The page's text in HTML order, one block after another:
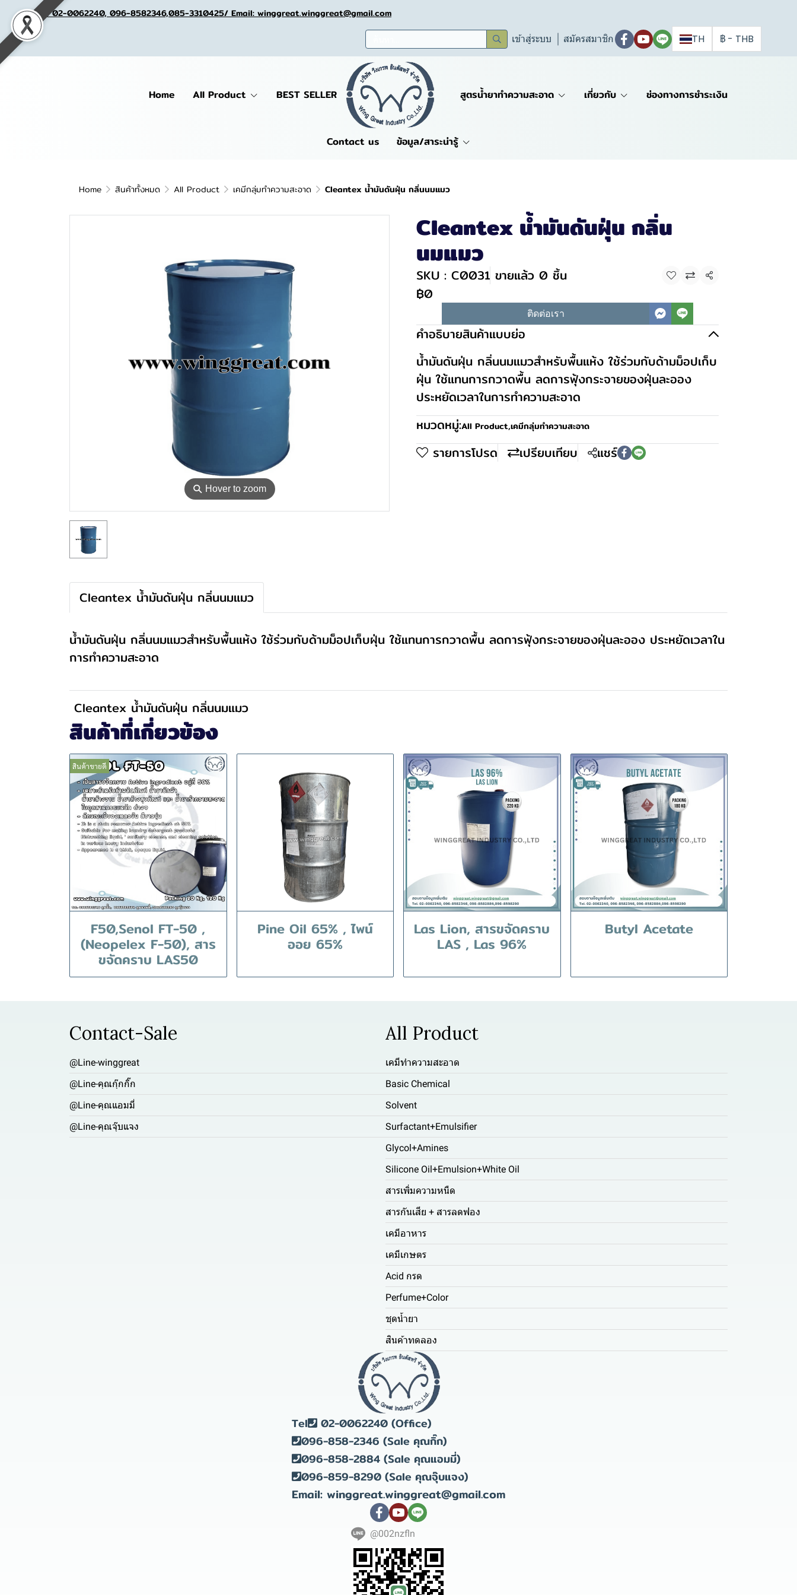
Tel. 02-0062240, 096-8582346,085-3310425/ Email: winggreat.winggreat@gmail.com
เข้าสู่ระบบ สมัครสมาชิก TH ฿ - THB
Home All Product BEST SELLER สูตรน้ำยาทำความสะอาด เกี่ยวกับ ช่องทางการชำระเงิน
Contact us ข้อมูล/สาระน่ารู้
Home สินค้าทั้งหมด All Product เคมีกลุ่มทำความสะอาด Cleantex น้ำมันดันฝุ่น กลิ่นนมแมว
⚲ Hover to zoom
Cleantex น้ำมันดันฝุ่น กลิ่น
นมแมว
SKU : C0031 ขายแล้ว 0 ชิ้น แชร์
฿0
ติดต่อเรา
คำอธิบายสินค้าแบบย่อ
น้ำมันดันฝุ่น กลิ่นนมแมวสำหรับพื้นแห้ง ใช้ร่วมกับด้ามม็อปเก็บ
ฝุ่น ใช้แทนการกวาดพื้น ลดการฟุ้งกระจายของฝุ่นละออง
ประหยัดเวลาในการทำความสะอาด
หมวดหมู่:All Product,เคมีกลุ่มทำความสะอาด
รายการโปรด เปรียบเทียบ แชร์
Cleantex น้ำมันดันฝุ่น กลิ่นนมแมว
น้ำมันดันฝุ่น กลิ่นนมแมวสำหรับพื้นแห้ง ใช้ร่วมกับด้ามม็อปเก็บฝุ่น ใช้แทนการกวาดพื้น ลดการฟุ้งกระจายของฝุ่นละออง ประหยัดเวลาใน
การทำความสะอาด
Cleantex น้ำมันดันฝุ่น กลิ่นนมแมว
สินค้าที่เกี่ยวข้อง
สินค้าขายดี
F50,Senol FT-50 ,
(Neopelex F-50), สาร
ขจัดคราบ LAS50
Pine Oil 65% , ไพน์
ออย 65%
Las Lion, สารขจัดคราบ
LAS , Las 96%
Butyl Acetate
Contact-Sale
@Line-winggreat
@Line-คุณกุ๊กกิ๊ก
@Line-คุณแอมมี่
@Line-คุณจุ๊บแจง
All Product
เคมีทำความสะอาด
Basic Chemical
Solvent
Surfactant+Emulsifier
Glycol+Amines
Silicone Oil+Emulsion+White Oil
สารเพิ่มความหนืด
สารกันเสีย + สารลดฟอง
เคมีอาหาร
เคมีเกษตร
Acid กรด
Perfume+Color
ชุดน้ำยา
สินค้าทดลอง
Tel 02-0062240 (Office)
096-858-2346 (Sale คุณกิ๊ก)
096-858-2884 (Sale คุณแอมมี่)
096-859-8290 (Sale คุณจุ๊บแจง)
Email: winggreat.winggreat@gmail.com
@002nzfln